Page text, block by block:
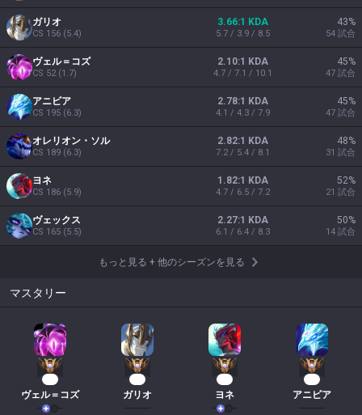
ガリオ
CS 156 (5.4)
3.66:1 KDA
5.7 / 3.9 / 8.5
43%
54 試合
ヴェル＝コズ
CS 52(1.7)
2.10:1 KDA
4.7 / 7.1 / 10.1
45%
47 試合
アニビア
CS 195 (6.3)
2.78:1 KDA
4.1 / 4.3 / 7.9
45%
47 試合
オレリオン・ソル
CS 189 (6.3)
2.82:1 KDA
7.2 / 5.4 / 8.1
48%
31 試合
ヨネ
CS 186 (5.9)
1.82:1 KDA
4.7 / 6.5 / 7.2
52%
21 試合
ヴェックス
CS 165 (5.5)
2.27:1 KDA
6.1 / 6.4 / 8.3
50%
14 試合
もっと見る + 他のシーズンを見る
マスタリー
ヴェル＝コズ ガリオ ヨネ アニビア